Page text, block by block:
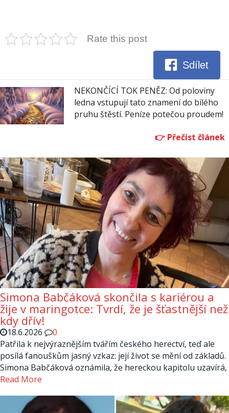
Rate this post
Sdílet
NEKONČÍCÍ TOK PENĚZ: Od poloviny
ledna vstupují tato znamení do bílého
pruhu štěstí. Peníze potečou proudem!
Simona Babčáková skončila s kariérou a
žije v maringotce: Tvrdí, že je šťastnější než
kdy dřív!
18.6.2026
0
Patřila k nejvýraznějším tvářím českého herectví, teď ale
posílá fanouškům jasný vzkaz: její život se mění od základů.
Simona Babčáková oznámila, že hereckou kapitolu uzavírá,
Read More